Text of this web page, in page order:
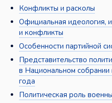
Конфликты и расколы
Официальная идеология,
и конфликты
Особенности партийной
Представительство
в Национальном
года
Политическая роль